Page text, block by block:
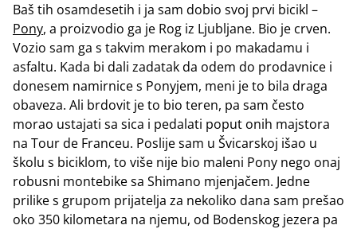
Baš tih osamdesetih i ja sam dobio svoj prvi bicikl –
Pony, a proizvodio ga je Rog iz Ljubljane. Bio je crven.
Vozio sam ga s takvim merakom i po makadamu i
asfaltu. Kada bi dali zadatak da odem do prodavnice i
donesem namirnice s Ponyjem, meni je to bila draga
obaveza. Ali brdovit je to bio teren, pa sam često
morao ustajati sa sica i pedalati poput onih majstora
na Tour de Franceu. Poslije sam u Švicarskoj išao u
školu s biciklom, to više nije bio maleni Pony nego onaj
robusni montebike sa Shimano mjenjačem. Jedne
prilike s grupom prijatelja za nekoliko dana sam prešao
oko 350 kilometara na njemu, od Bodenskog jezera pa